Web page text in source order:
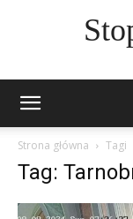
Strona główna Tagi
Tag: